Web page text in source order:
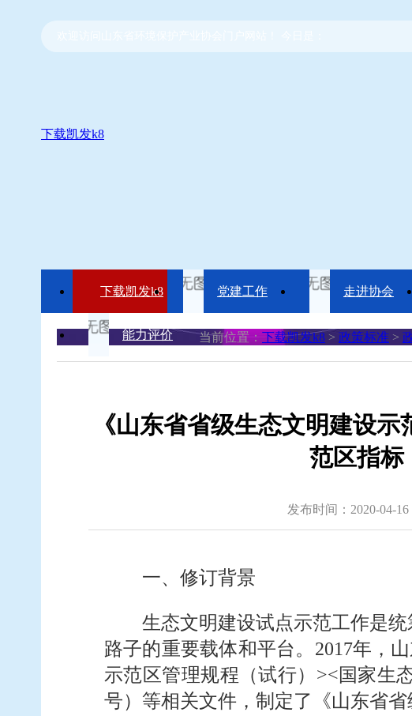
下载凯发k8
下载凯发k8 党建工作 走进协会
能力评价 当前位置： 下载凯发k8 > 政策标准 >
《山东省省级生态文明建设
范区指标
发布时间：2020-04-16
一、修订背景
生态文明建设试点示范工作是
路子的重要载体和平台。2017年，
示范区管理规程（试行）><国家生
号）等相关文件，制定了《山东省